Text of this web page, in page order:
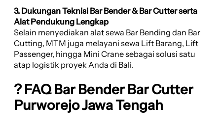
3. Dukungan Teknisi Bar Bender & Bar Cutter serta
Alat Pendukung Lengkap
Selain menyediakan alat sewa Bar Bending dan Bar
Cutting, MTM juga melayani sewa Lift Barang, Lift
Passenger, hingga Mini Crane sebagai solusi satu
atap logistik proyek Anda di Bali.
? FAQ Bar Bender Bar Cutter
Purworejo Jawa Tengah